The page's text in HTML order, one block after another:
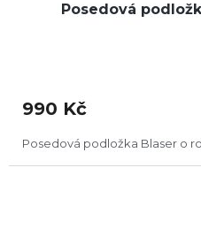
Posedová
990 Kč
Posedová podložka Blaser o